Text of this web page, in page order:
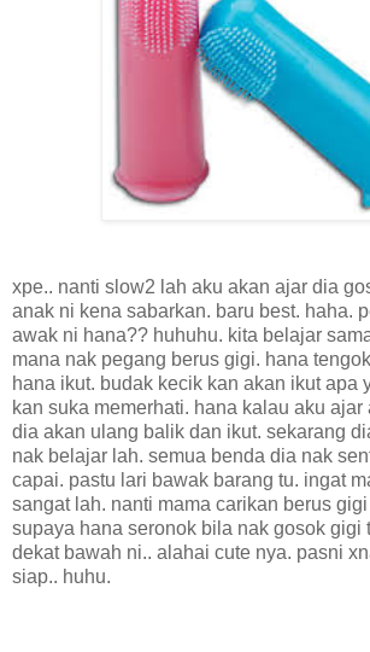
xpe.. nanti slow2 lah aku akan ajar dia
anak ni kena sabarkan. baru best. haha.
awak ni hana?? huhuhu. kita belajar
mana nak pegang berus gigi. hana
hana ikut. budak kecik kan akan ikut apa
kan suka memerhati. hana kalau aku ajar
dia akan ulang balik dan ikut. sekarang
nak belajar lah. semua benda dia nak
capai. pastu lari bawak barang tu. ingat
sangat lah. nanti mama carikan berus
supaya hana seronok bila nak gosok gigi
dekat bawah ni.. alahai cute nya. pasni
siap.. huhu.